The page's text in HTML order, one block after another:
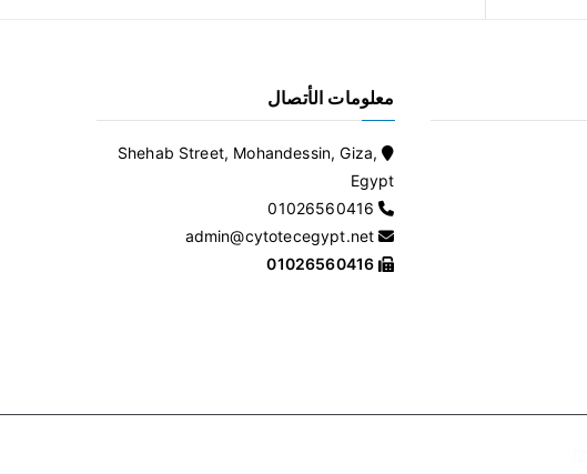
معلومات الأتصال
Shehab Street, Mohandessin, Giza,
Egypt
01026560416
admin@cytotecegypt.net
01026560416